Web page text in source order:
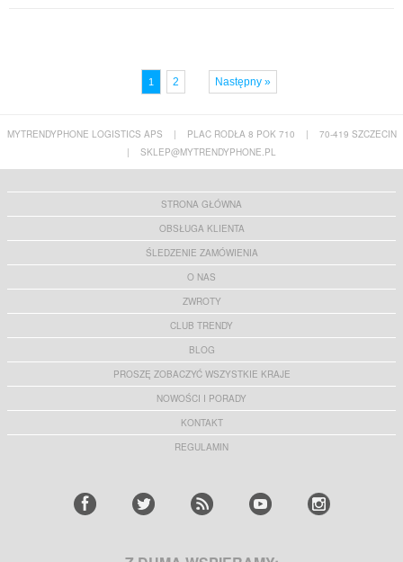
1 2 Następny »
MYTRENDYPHONE LOGISTICS APS | PLAC RODŁA 8 POK 710 |
70-419 SZCZECIN
|
SKLEP@MYTRENDYPHONE.PL
STRONA GŁÓWNA
OBSŁUGA KLIENTA
ŚLEDZENIE ZAMÓWIENIA
O NAS
ZWROTY
CLUB TRENDY
BLOG
PROSZĘ ZOBACZYĆ WSZYSTKIE KRAJE
NOWOŚCI I PORADY
KONTAKT
REGULAMIN